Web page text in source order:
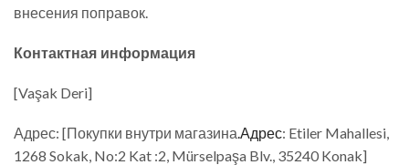
внесения поправок.
Контактная информация
[Vaşak Deri]
Адрес: [Покупки внутри магазина.Адрес: Etiler Mahallesi,
1268 Sokak, No:2 Kat :2, Mürselpaşa Blv., 35240 Konak]